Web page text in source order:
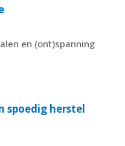
en (ont)spanning
spoedig herstel